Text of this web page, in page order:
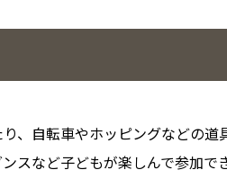
、自転車やホッピングなどの
スなど子どもが楽しんで参加で